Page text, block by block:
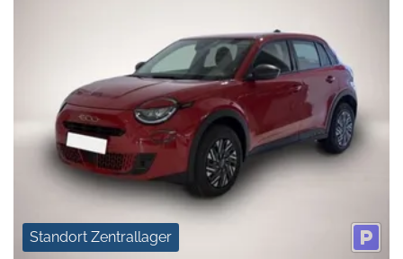
Standort Zentrallager